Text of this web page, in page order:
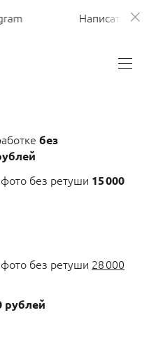
Написать в
без
без ретуши 15 000
без ретуши 28 000
рублей